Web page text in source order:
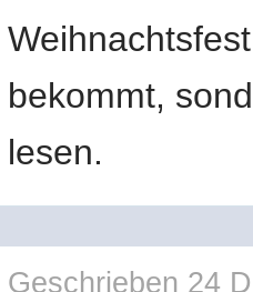
bekommt,
lesen.
Geschrieben 24